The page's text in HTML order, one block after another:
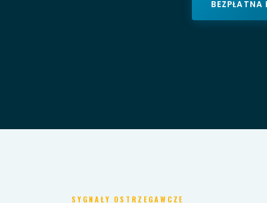
SYGNAŁY OSTRZEGAWCZE